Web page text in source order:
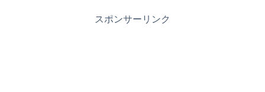
スポンサーリンク